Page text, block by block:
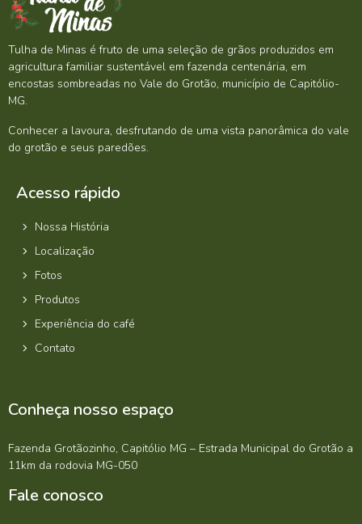
Tulha de Minas é fruto de uma seleção de grãos produzidos em
agricultura familiar sustentável em fazenda centenária, em
encostas sombreadas no Vale do Grotão, município de Capitólio-
MG.
Conhecer a lavoura, desfrutando de uma vista panorâmica do vale
do grotão e seus paredões.
Acesso rápido
Nossa História
Localização
Fotos
Produtos
Experiência do café
Contato
Conheça nosso espaço
Fazenda Grotãozinho, Capitólio MG – Estrada Municipal do Grotão a
11km da rodovia MG-050
Fale conosco